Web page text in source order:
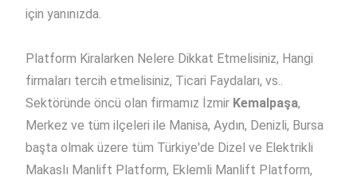
için yanınızda.
Platform Kiralarken Nelere Dikkat Etmelisiniz, Hangi
firmaları tercih etmelisiniz, Ticari Faydaları, vs..
Sektöründe öncü olan firmamız İzmir Kemalpaşa,
Merkez ve tüm ilçeleri ile Manisa, Aydın, Denizli, Bursa
başta olmak üzere tüm Türkiye'de Dizel ve Elektrikli
Makaslı Manlift Platform, Eklemli Manlift Platform,